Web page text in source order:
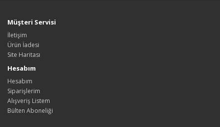
Müşteri Servisi
İletişim
Ürün İadesi
Site Haritası
Hesabım
Hesabım
Siparişlerim
Alışveriş Listem
Bülten Aboneliği